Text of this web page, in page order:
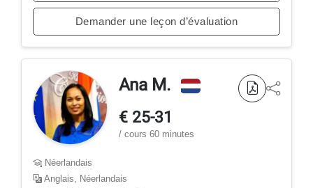
Demander une leçon d’évaluation
Ana M.
€ 25-31
/ cours 60 minutes
Néerlandais
Anglais, Néerlandais